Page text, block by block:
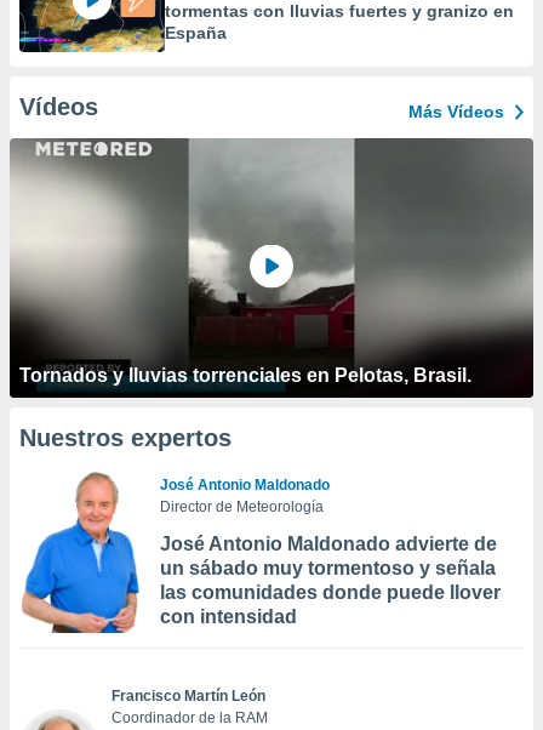
tormentas con lluvias fuertes y granizo en
España
Vídeos Más Vídeos
Tornados y lluvias torrenciales en Pelotas, Brasil.
Nuestros expertos
José Antonio Maldonado
Director de Meteorología
José Antonio Maldonado advierte de
un sábado muy tormentoso y señala
las comunidades donde puede llover
con intensidad
Francisco Martín León
Coordinador de la RAM